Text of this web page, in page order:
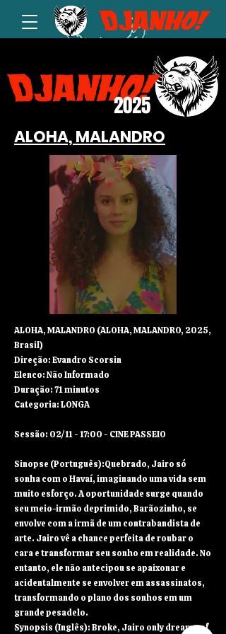
2025
ALOHA, MALANDRO
ALOHA, MALANDRO (ALOHA, MALANDRO, 2025,
Brasil)
Direção: Evandro Scorsin
Elenco: Não Informado
Duração: 71 minutos
Categoria: LONGA
Sessão: 02/11 - 17:00 - CINE PASSEIO
Sinopse (Português):Quebrado, Jairo só
sonha com o Havaí, imaginando uma vida sem
muito esforço. A oportunidade surge quando
seu meio-irmão deprimido, Barãozinho, se
envolve com a irmã de um contrabandista de
arte. Jairo vê a chance perfeita de roubar o
cara e transformar seu sonho em realidade. No
entanto, ele não antecipou se apaixonar e
acidentalmente se envolver em assassinatos,
transformando o plano dos sonhos em um
grande pesadelo.
Synopsis (Inglês): Broke, Jairo only dreams of